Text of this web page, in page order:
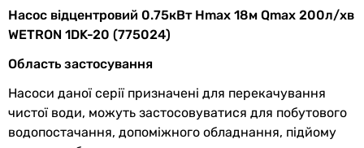
Якість рідини для чистої води
Механізм
відцентровий
Електроживлення 230В
Насос відцентровий 0.75кВт Hmax 18м Qmax 200л/хв
WETRON 1DK-20 (775024)
Область застосування
Насоси даної серії призначені для перекачування
чистої води, можуть застосовуватися для побутового
водопостачання, допоміжного обладнання, підйому